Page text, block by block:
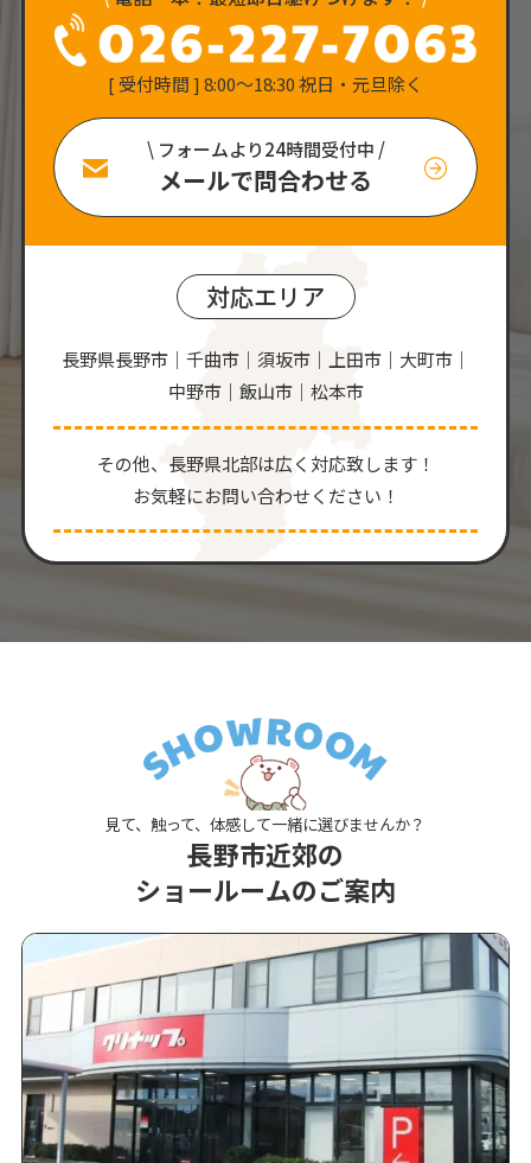
[ 受付時間 ] 8:00〜18:30 祝日・元旦除く
\ フォームより24時間受付中 /
メールで問合わせる
対応エリア
長野県長野市｜千曲市｜須坂市｜上田市｜大町市｜
中野市｜飯山市｜松本市
その他、⻑野県北部は広く対応致します！
お気軽にお問い合わせください！
見て、触って、体感して一緒に選びませんか？
長野市近郊の
ショールームのご案内